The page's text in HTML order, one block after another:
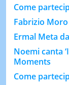
Come
Fabrizio
Ermal Meta
Noemi canta
Moments
Come